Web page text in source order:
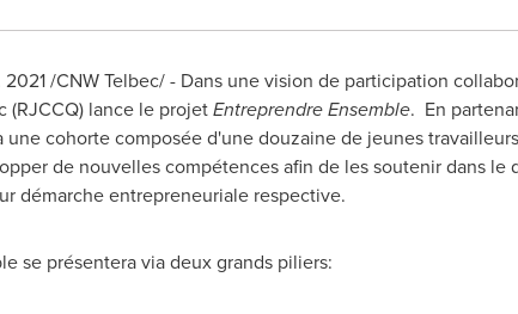
2021 /CNW Telbec/ - Dans une vision de participation
(RJCCQ) lance le projetEntreprendre Ensemble. En
cohorte composée d'une douzaine de jeunes
de nouvelles compétences afin de les soutenir dans
démarche entrepreneuriale respective.
se présentera via deux grands piliers: